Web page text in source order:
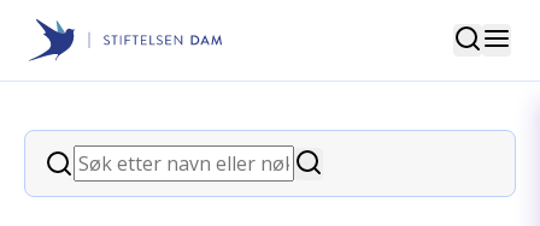
Stiftelsen Dam
Søk
Søk
Søk
back
Bivirkninger